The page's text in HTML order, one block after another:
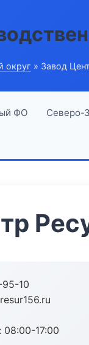
округ » Завод
ФО Северо-
10
17:00